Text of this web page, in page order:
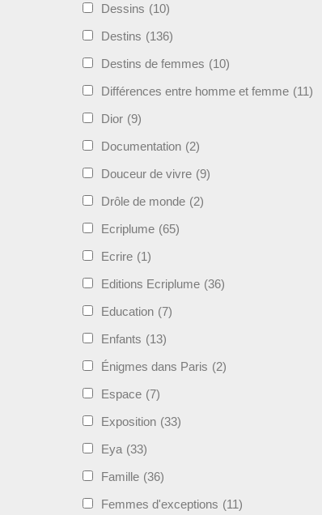
Dessins (10)
Destins (136)
Destins de femmes (10)
Différences entre homme et femme (11)
Dior (9)
Documentation (2)
Douceur de vivre (9)
Drôle de monde (2)
Ecriplume (65)
Ecrire (1)
Editions Ecriplume (36)
Education (7)
Enfants (13)
Énigmes dans Paris (2)
Espace (7)
Exposition (33)
Eya (33)
Famille (36)
Femmes d'exceptions (11)